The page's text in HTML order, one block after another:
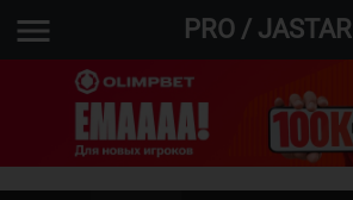
menu PRO / JASTAR